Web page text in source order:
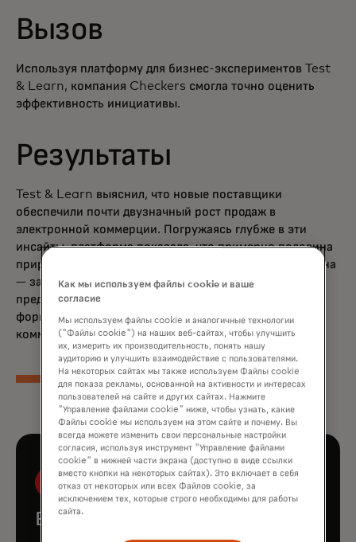
Вызов
Используя платформу для бизнес-экспериментов Test
& Learn, компания Checkers смогла точно оценить
эффективность инициативы.
Результаты
Test & Learn выяснил, что новые поставщики
обеспечили почти двузначный рост продаж в
электронной коммерции. Погружаясь глубже в эти
инсайты, платформа показала, что примерно половина
прироста продаж была постепенной, а другая половина
— за счёт локальных продаж. Эти результаты были
представлены исполнительной команде Checkers для
формирования общей стратегии электронной
коммерции.
Book a demo
Как мы используем файлы cookie и ваше
согласие
Мы используем файлы cookie и аналогичные технологии
("Файлы cookie") на наших веб-сайтах, чтобы улучшить
их, измерить их производительность, понять нашу
аудиторию и улучшить взаимодействие с пользователями.
На некоторых сайтах мы также используем Файлы cookie
для показа рекламы, основанной на активности и интересах
пользователей на сайте и других сайтах. Нажмите
"Управление файлами cookie" ниже, чтобы узнать, какие
Файлы cookie мы используем на этом сайте и почему. Вы
всегда можете изменить свои персональные настройки
согласия, используя инструмент "Управление файлами
cookie" в нижней части экрана (доступно в виде ссылки
вместо кнопки на некоторых сайтах). Это включает в себя
отказ от некоторых или всех Файлов cookie, за
исключением тех, которые строго необходимы для работы
сайта.